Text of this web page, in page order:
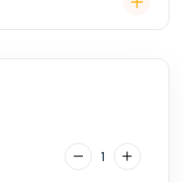
ale není nutný
1